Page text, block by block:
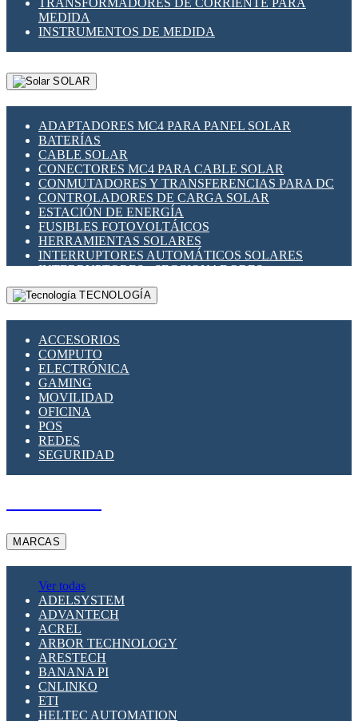
TRANSFORMADORES DE CORRIENTE PARA
MEDIDA
INSTRUMENTOS DE MEDIDA
SOLAR
ADAPTADORES MC4 PARA PANEL SOLAR
BATERÍAS
CABLE SOLAR
CONECTORES MC4 PARA CABLE SOLAR
CONMUTADORES Y TRANSFERENCIAS PARA DC
CONTROLADORES DE CARGA SOLAR
ESTACIÓN DE ENERGÍA
FUSIBLES FOTOVOLTÁICOS
HERRAMIENTAS SOLARES
INTERRUPTORES AUTOMÁTICOS SOLARES
INTERRUPTORES - SECCIONADORES
FOTOVOLTÁICOS
MONTAJE PANEL SOLAR
SUPRESOR DE TRANSIENTES SPDS PARA
APLICACIONES FOTOVOLTAICAS
TECNOLOGÍA
ACCESORIOS
COMPUTO
ELECTRÓNICA
GAMING
MOVILIDAD
OFICINA
POS
REDES
SEGURIDAD
MARCAS
Ver todas
ADELSYSTEM
ADVANTECH
ACREL
ARBOR TECHNOLOGY
ARESTECH
BANANA PI
CNLINKO
ETI
HELTEC AUTOMATION